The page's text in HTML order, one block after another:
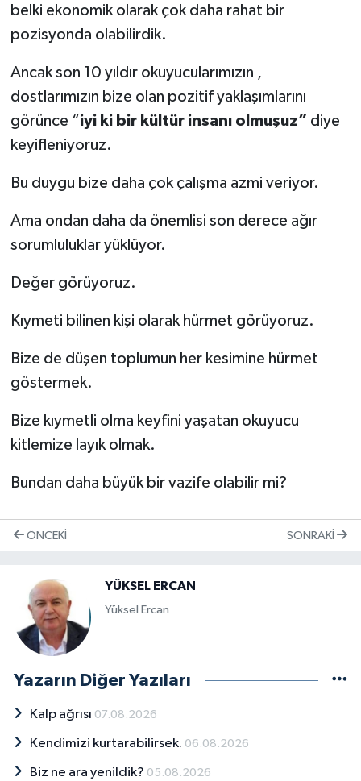
belki ekonomik olarak çok daha rahat bir
pozisyonda olabilirdik.
Ancak son 10 yıldır okuyucularımızın ,
dostlarımızın bize olan pozitif yaklaşımlarını
görünce “iyi ki bir kültür insanı olmuşuz” diye
keyifleniyoruz.
Bu duygu bize daha çok çalışma azmi veriyor.
Ama ondan daha da önemlisi son derece ağır
sorumluluklar yüklüyor.
Değer görüyoruz.
Kıymeti bilinen kişi olarak hürmet görüyoruz.
Bize de düşen toplumun her kesimine hürmet
göstermek.
Bize kıymetli olma keyfini yaşatan okuyucu
kitlemize layık olmak.
Bundan daha büyük bir vazife olabilir mi?
ÖNCEKI SONRAKI
YÜKSEL ERCAN
Yüksel Ercan
Yazarın Diğer Yazıları
Kalp ağrısı 07.08.2026
Kendimizi kurtarabilirsek. 06.08.2026
Biz ne ara yenildik? 05.08.2026